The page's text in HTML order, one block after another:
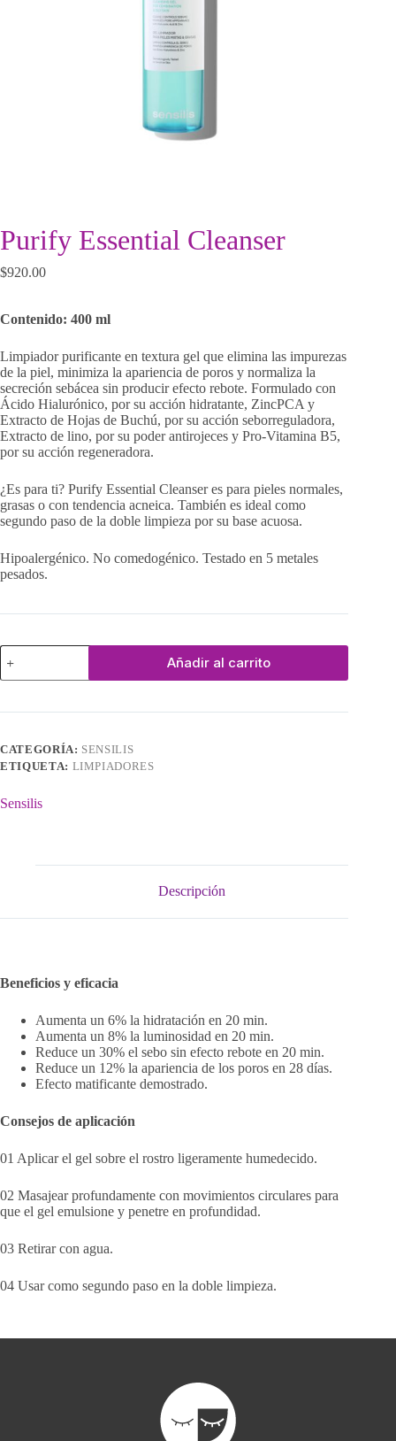
Purify Essential Cleanser
$920.00
Contenido: 400 ml
Limpiador purificante en textura gel que elimina las impurezas
de la piel, minimiza la apariencia de poros y normaliza la
secreción sebácea sin producir efecto rebote. Formulado con
Ácido Hialurónico, por su acción hidratante, ZincPCA y
Extracto de Hojas de Buchú, por su acción seborreguladora,
Extracto de lino, por su poder antirojeces y Pro-Vitamina B5,
por su acción regeneradora.
¿Es para ti? Purify Essential Cleanser es para pieles normales,
grasas o con tendencia acneica. También es ideal como
segundo paso de la doble limpieza por su base acuosa.
Hipoalergénico. No comedogénico. Testado en 5 metales
pesados.
Purify
Essential
Cleanser
Añadir al carrito
CATEGORÍA: SENSILIS
ETIQUETA: LIMPIADORES
Sensilis
Descripción
Beneficios y eficacia
Aumenta un 6% la hidratación en 20 min.
Aumenta un 8% la luminosidad en 20 min.
Reduce un 30% el sebo sin efecto rebote en 20 min.
Reduce un 12% la apariencia de los poros en 28 días.
Efecto matificante demostrado.
Consejos de aplicación
01 Aplicar el gel sobre el rostro ligeramente humedecido.
02 Masajear profundamente con movimientos circulares para
que el gel emulsione y penetre en profundidad.
03 Retirar con agua.
04 Usar como segundo paso en la doble limpieza.